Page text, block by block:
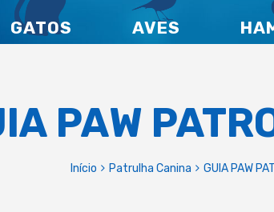
GATOS AVES
PAW
Início Patrulha Canina GUIA PAW